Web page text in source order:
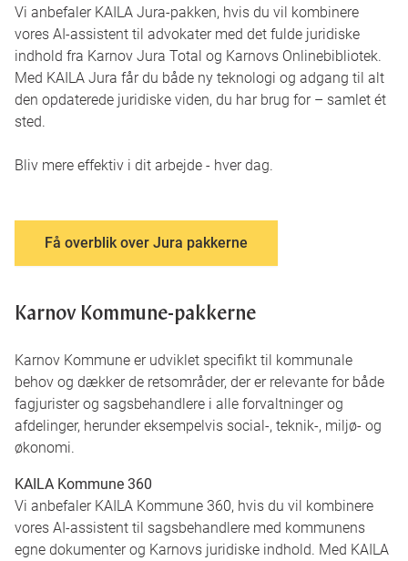
Karnov Kommune-pakkerne
Karnov Kommune er udviklet specifikt til kommunale
behov og dækker de retsområder, der er relevante for både
fagjurister og sagsbehandlere i alle forvaltninger og
afdelinger, herunder eksempelvis social-, teknik-, miljø- og
økonomi.
KAILA Kommune 360
Vi anbefaler KAILA Kommune 360, hvis du vil kombinere
vores AI-assistent til sagsbehandlere med kommunens
egne dokumenter og Karnovs juridiske indhold. Med KAILA
Vi anbefaler KAILA Jura-pakken, hvis du vil kombinere
vores AI-assistent til advokater med det fulde juridiske
indhold fra Karnov Jura Total og Karnovs Onlinebibliotek.
Med KAILA Jura får du både ny teknologi og adgang til alt
den opdaterede juridiske viden, du har brug for – samlet ét
sted.
Bliv mere effektiv i dit arbejde - hver dag.
Få overblik over Jura pakkerne